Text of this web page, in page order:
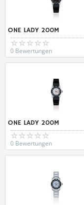
ONE LADY 200M
0 Bewertungen
ONE LADY 200M
0 Bewertungen